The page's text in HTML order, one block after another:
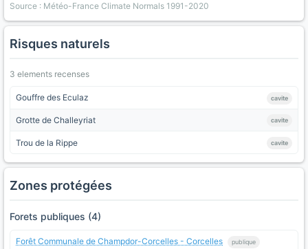
Source : Météo-France Climate Normals 1991-2020
Risques naturels
3 elements recenses
Gouffre des Eculaz cavite
Grotte de Challeyriat cavite
Trou de la Rippe cavite
Zones protégées
Forets publiques (4)
Forêt Communale de Champdor-Corcelles - Corcelles publique